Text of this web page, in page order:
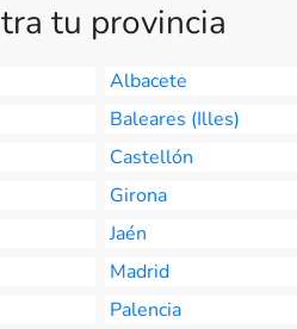
tu provincia
Albacete
Baleares (Illes)
Castellón
Girona
Jaén
Madrid
Palencia